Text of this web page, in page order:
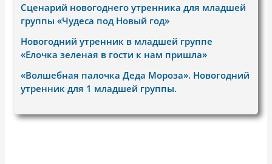
Сценарий новогоднего утренника для младшей
группы «Чудеса под Новый год»
Новогодний утренник в младшей группе
«Елочка зеленая в гости к нам пришла»
«Волшебная палочка Деда Мороза». Новогодний
утренник для 1 младшей группы.